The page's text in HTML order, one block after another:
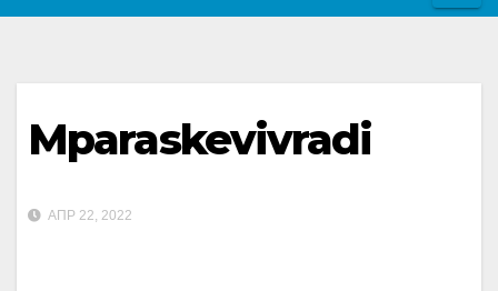
Mparaskevivradi
ΑΠΡ 22, 2022